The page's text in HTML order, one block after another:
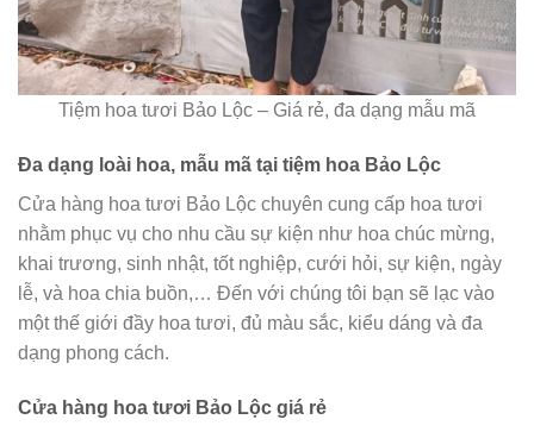
Tiệm hoa tươi Bảo Lộc – Giá rẻ, đa dạng mẫu mã
Đa dạng loài hoa, mẫu mã tại tiệm hoa Bảo Lộc
Cửa hàng hoa tươi Bảo Lộc chuyên cung cấp hoa tươi
nhằm phục vụ cho nhu cầu sự kiện như hoa chúc mừng,
khai trương, sinh nhật, tốt nghiệp, cưới hỏi, sự kiện, ngày
lễ, và hoa chia buồn,… Đến với chúng tôi bạn sẽ lạc vào
một thế giới đầy hoa tươi, đủ màu sắc, kiểu dáng và đa
dạng phong cách.
Cửa hàng hoa tươi Bảo Lộc giá rẻ